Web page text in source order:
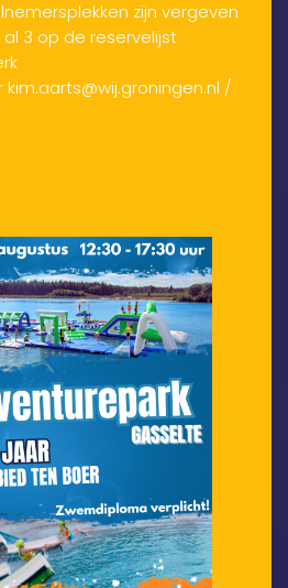
zijn vergeven
3 op de reservelijst
/